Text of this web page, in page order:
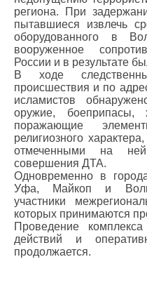
региона. При
пытавшиеся извлечь
оборудованного в
вооруженное
России и в результате
В ходе
происшествия и по
исламистов
оружие, боеприпасы,
поражающие
религиозного
отмеченными на
совершения ДТА.
Одновременно в
Уфа, Майкоп и
участники
которых принимаются
Проведение
действий и
продолжается.